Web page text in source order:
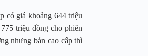
có giá khoảng 644 triệu
triệu đồng cho phiên
nhưng bản cao cấp thì